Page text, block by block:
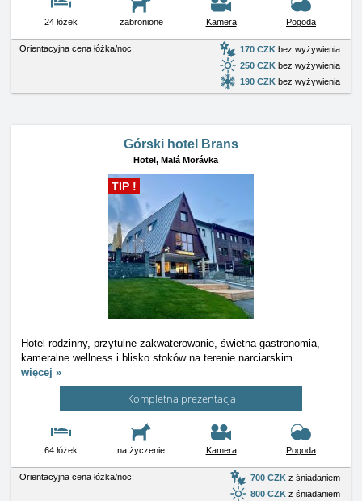
24 łóżek zabronione Kamera Pogoda
Orientacyjna cena łóżka/noc: 170 CZK bez wyżywienia
250 CZK bez wyżywienia
190 CZK bez wyżywienia
Górski hotel Brans
Hotel, Malá Morávka
TIP !
Hotel rodzinny, przytulne zakwaterowanie, świetna gastronomia,
kameralne wellness i blisko stoków na terenie narciarskim …
więcej »
Kompletna prezentacja
64 łóżek na życzenie Kamera Pogoda
Orientacyjna cena łóżka/noc: 700 CZK z śniadaniem
800 CZK z śniadaniem